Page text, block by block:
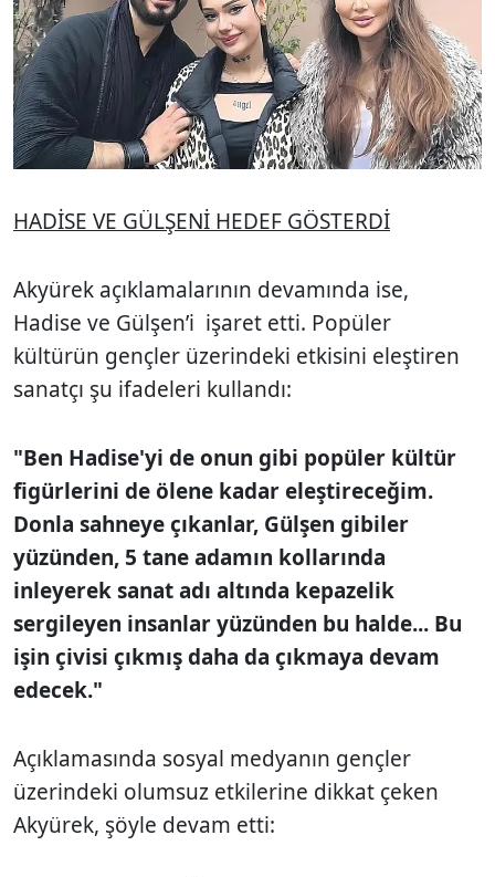
HADİSE VE GÜLŞENİ HEDEF GÖSTERDİ
Akyürek açıklamalarının devamında ise,
Hadise ve Gülşen’i işaret etti. Popüler
kültürün gençler üzerindeki etkisini eleştiren
sanatçı şu ifadeleri kullandı:
"Ben Hadise'yi de onun gibi popüler kültür
figürlerini de ölene kadar eleştireceğim.
Donla sahneye çıkanlar, Gülşen gibiler
yüzünden, 5 tane adamın kollarında
inleyerek sanat adı altında kepazelik
sergileyen insanlar yüzünden bu halde... Bu
işin çivisi çıkmış daha da çıkmaya devam
edecek."
Açıklamasında sosyal medyanın gençler
üzerindeki olumsuz etkilerine dikkat çeken
Akyürek, şöyle devam etti: